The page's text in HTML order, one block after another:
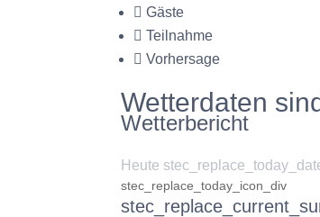
Gäste
Teilnahme
Vorhersage
Wetterdaten
Wetterbericht
Heute
stec_replace_today_icon_div